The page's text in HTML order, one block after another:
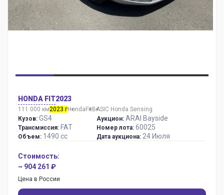
HONDA FIT2023
111 000 км2023 гHondaFitBASIC Honda Sensing
Кузов: GS4
Трансмиссия: FAT
Объем: 1490 сс
Аукцион: ARAI Bayside
Номер лота: 60025
Дата аукциона: 24 Июля
Стоимость:
~ 904 261 ₽
Цена в России